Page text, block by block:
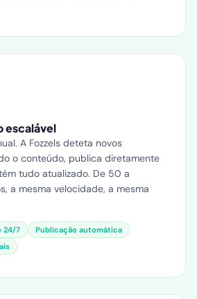
escalável
A Fozzels deteta novos
o conteúdo, publica diretamente
tudo atualizado. De 50 a
a mesma velocidade, a mesma
24/7
Publicação automática